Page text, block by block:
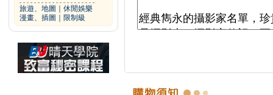
旅遊、地圖
休閒娛樂
漫畫、插圖
限制級